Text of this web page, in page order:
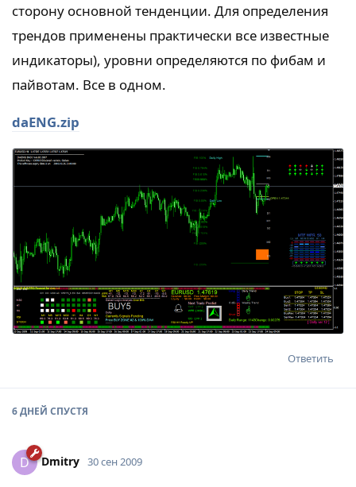
сторону основной тенденции. Для определения
трендов применены практически все известные
индикаторы), уровни определяются по фибам и
пайвотам. Все в одном.
daENG.zip
Ответить
6 ДНЕЙ СПУСТЯ
D Dmitry 30 сен 2009